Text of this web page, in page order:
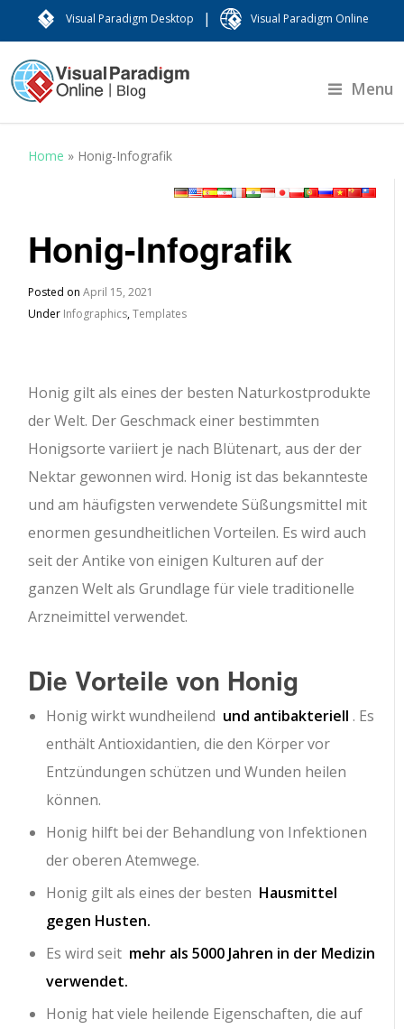
Visual Paradigm Desktop | Visual Paradigm Online
Menu
Home » Honig-Infografik
Honig-Infografik
Posted onApril 15, 2021
Under Infographics,Templates
Honig gilt als eines der besten Naturkostprodukte
der Welt. Der Geschmack einer bestimmten
Honigsorte variiert je nach Blütenart, aus der der
Nektar gewonnen wird. Honig ist das bekannteste
und am häufigsten verwendete Süßungsmittel mit
enormen gesundheitlichen Vorteilen. Es wird auch
seit der Antike von einigen Kulturen auf der
ganzen Welt als Grundlage für viele traditionelle
Arzneimittel verwendet.
Die Vorteile von Honig
Honig wirkt wundheilend und antibakteriell . Es
enthält Antioxidantien, die den Körper vor
Entzündungen schützen und Wunden heilen
können.
Honig hilft bei der Behandlung von Infektionen
der oberen Atemwege.
Honig gilt als eines der besten Hausmittel
gegen Husten.
Es wird seit mehr als 5000 Jahren in der Medizin
verwendet.
Honig hat viele heilende Eigenschaften, die auf